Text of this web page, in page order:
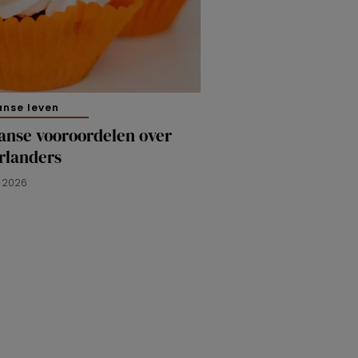
leven
vooroordelen over
2026